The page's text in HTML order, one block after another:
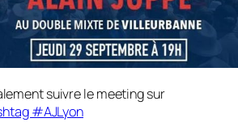
suivre le meeting sur
#AJLyon